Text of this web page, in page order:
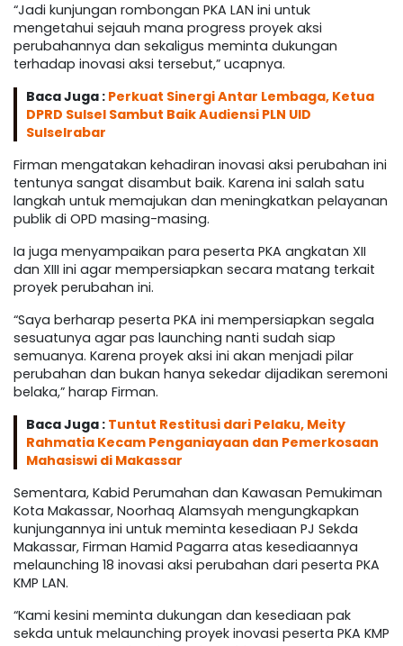
“Jadi kunjungan rombongan PKA LAN ini untuk
mengetahui sejauh mana progress proyek aksi
perubahannya dan sekaligus meminta dukungan
terhadap inovasi aksi tersebut,” ucapnya.
Baca Juga : Perkuat Sinergi Antar Lembaga, Ketua
DPRD Sulsel Sambut Baik Audiensi PLN UID
Sulselrabar
Firman mengatakan kehadiran inovasi aksi perubahan ini
tentunya sangat disambut baik. Karena ini salah satu
langkah untuk memajukan dan meningkatkan pelayanan
publik di OPD masing-masing.
Ia juga menyampaikan para peserta PKA angkatan XII
dan XIII ini agar mempersiapkan secara matang terkait
proyek perubahan ini.
“Saya berharap peserta PKA ini mempersiapkan segala
sesuatunya agar pas launching nanti sudah siap
semuanya. Karena proyek aksi ini akan menjadi pilar
perubahan dan bukan hanya sekedar dijadikan seremoni
belaka,” harap Firman.
Baca Juga : Tuntut Restitusi dari Pelaku, Meity
Rahmatia Kecam Penganiayaan dan Pemerkosaan
Mahasiswi di Makassar
Sementara, Kabid Perumahan dan Kawasan Pemukiman
Kota Makassar, Noorhaq Alamsyah mengungkapkan
kunjungannya ini untuk meminta kesediaan PJ Sekda
Makassar, Firman Hamid Pagarra atas kesediaannya
melaunching 18 inovasi aksi perubahan dari peserta PKA
KMP LAN.
“Kami kesini meminta dukungan dan kesediaan pak
sekda untuk melaunching proyek inovasi peserta PKA KMP